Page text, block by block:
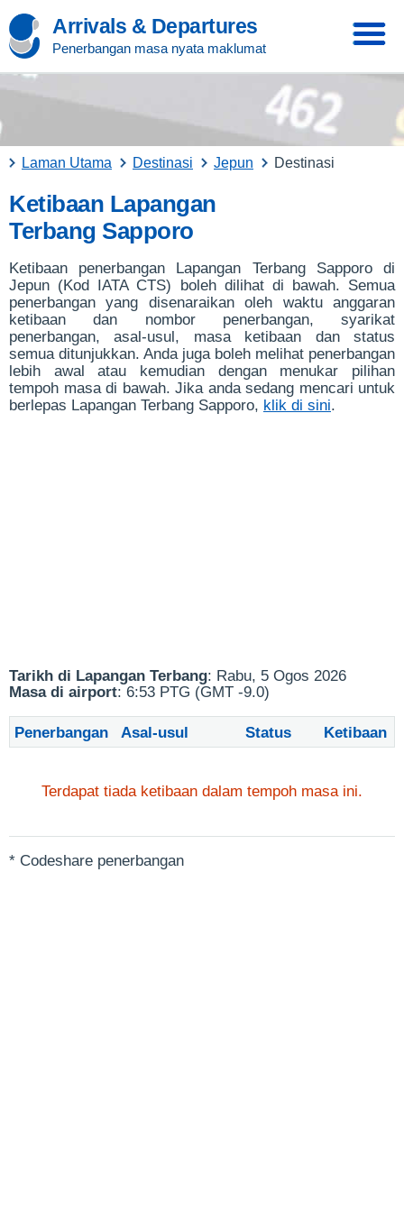
Arrivals & Departures
Penerbangan masa nyata maklumat
Laman Utama Destinasi Jepun Destinasi
Ketibaan Lapangan
Terbang Sapporo
Ketibaan penerbangan Lapangan Terbang Sapporo di
Jepun (Kod IATA CTS) boleh dilihat di bawah. Semua
penerbangan yang disenaraikan oleh waktu anggaran
ketibaan dan nombor penerbangan, syarikat
penerbangan, asal-usul, masa ketibaan dan status
semua ditunjukkan. Anda juga boleh melihat penerbangan
lebih awal atau kemudian dengan menukar pilihan
tempoh masa di bawah. Jika anda sedang mencari untuk
berlepas Lapangan Terbang Sapporo, klik di sini.
Tarikh di Lapangan Terbang: Rabu, 5 Ogos 2026
Masa di airport: 6:53 PTG (GMT -9.0)
Penerbangan Asal-usul Status Ketibaan
Terdapat tiada ketibaan dalam tempoh masa ini.
* Codeshare penerbangan